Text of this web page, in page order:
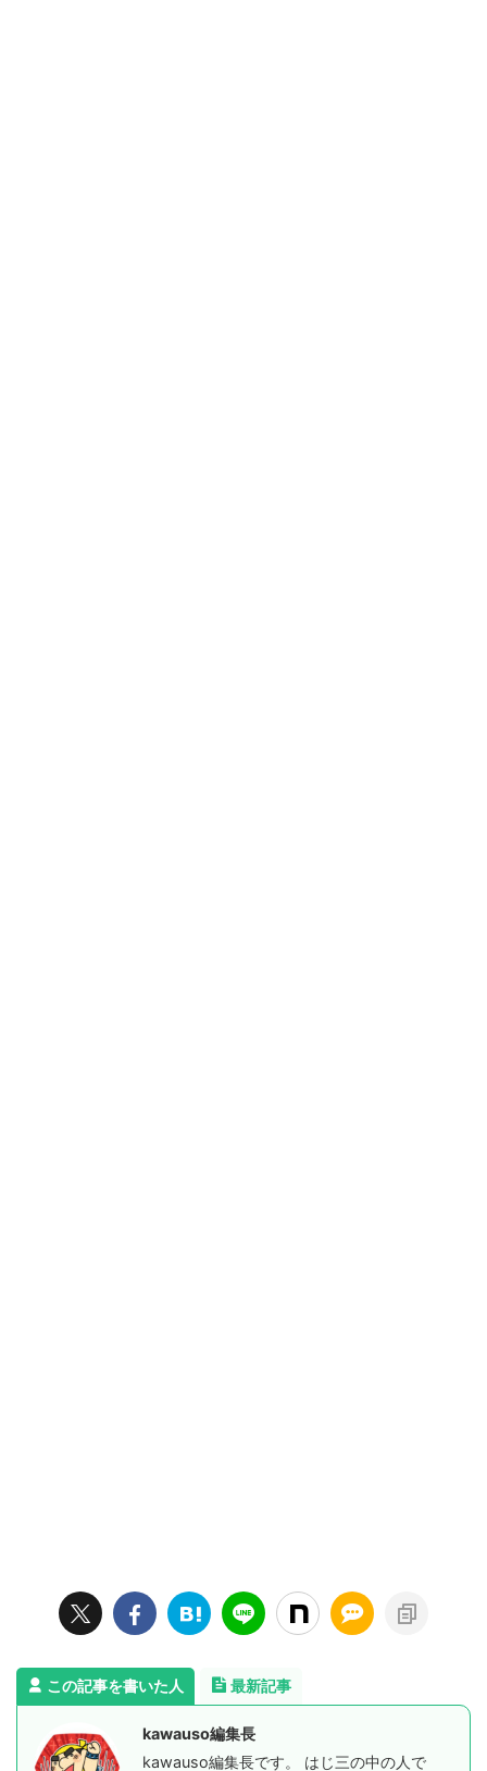
この記事を書いた人 最新記事
kawauso編集長
kawauso編集長です。 はじ三の中の人で